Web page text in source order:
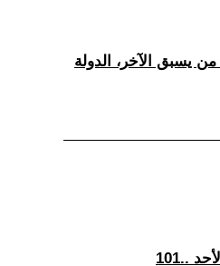
يسبق الآخر، الدولة